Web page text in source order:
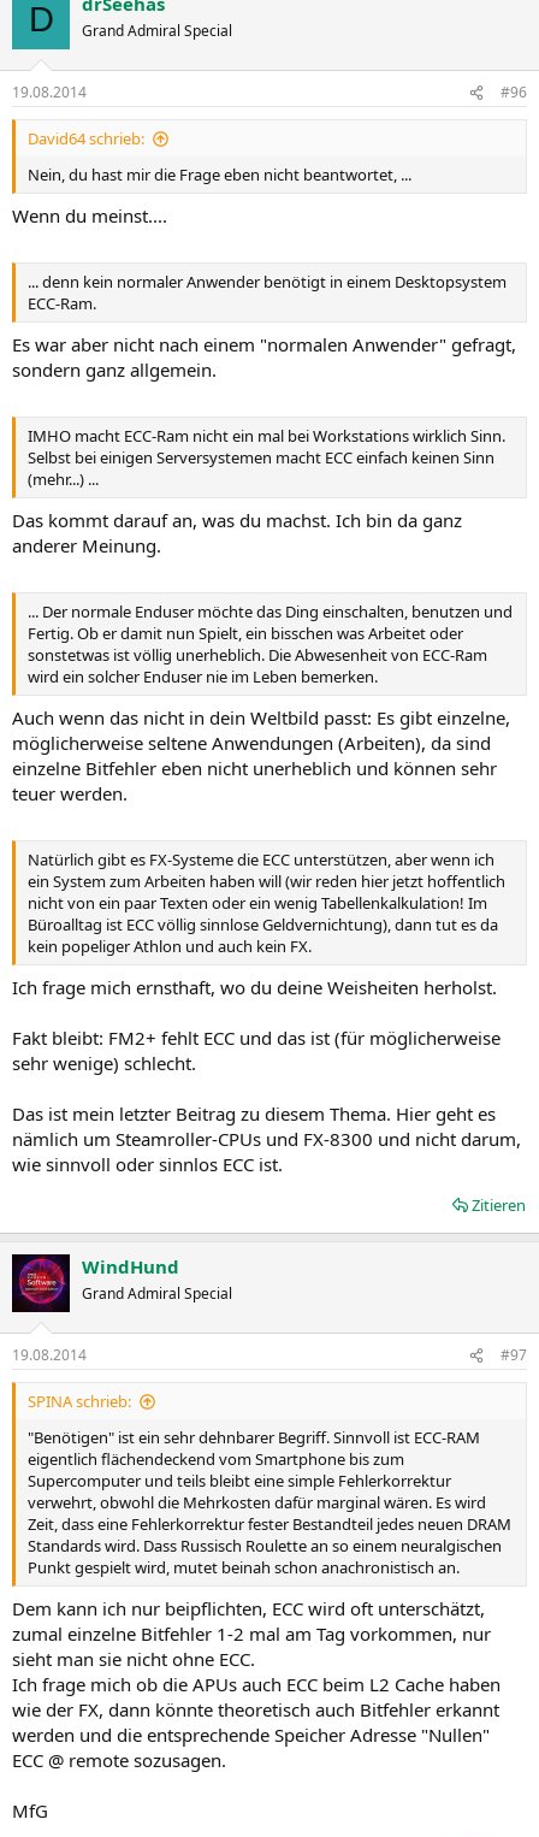
e
n
D Grand Admiral Special
19.08.2014 #96
David64 schrieb:
Nein, du hast mir die Frage eben nicht beantwortet, ...
Wenn du meinst....
... denn kein normaler Anwender benötigt in einem Desktopsystem
ECC-Ram.
Es war aber nicht nach einem "normalen Anwender" gefragt,
sondern ganz allgemein.
IMHO macht ECC-Ram nicht ein mal bei Workstations wirklich Sinn.
Selbst bei einigen Serversystemen macht ECC einfach keinen Sinn
(mehr...) ...
Das kommt darauf an, was du machst. Ich bin da ganz
anderer Meinung.
... Der normale Enduser möchte das Ding einschalten, benutzen und
Fertig. Ob er damit nun Spielt, ein bisschen was Arbeitet oder
sonstetwas ist völlig unerheblich. Die Abwesenheit von ECC-Ram
wird ein solcher Enduser nie im Leben bemerken.
Auch wenn das nicht in dein Weltbild passt: Es gibt einzelne,
möglicherweise seltene Anwendungen (Arbeiten), da sind
einzelne Bitfehler eben nicht unerheblich und können sehr
teuer werden.
Natürlich gibt es FX-Systeme die ECC unterstützen, aber wenn ich
ein System zum Arbeiten haben will (wir reden hier jetzt hoffentlich
nicht von ein paar Texten oder ein wenig Tabellenkalkulation! Im
Büroalltag ist ECC völlig sinnlose Geldvernichtung), dann tut es da
kein popeliger Athlon und auch kein FX.
Ich frage mich ernsthaft, wo du deine Weisheiten herholst.
Fakt bleibt: FM2+ fehlt ECC und das ist (für möglicherweise
sehr wenige) schlecht.
Das ist mein letzter Beitrag zu diesem Thema. Hier geht es
nämlich um Steamroller-CPUs und FX-8300 und nicht darum,
wie sinnvoll oder sinnlos ECC ist.
Zitieren
WindHund
Grand Admiral Special
19.08.2014 #97
SPINA schrieb:
"Benötigen" ist ein sehr dehnbarer Begriff. Sinnvoll ist ECC-RAM
eigentlich flächendeckend vom Smartphone bis zum
Supercomputer und teils bleibt eine simple Fehlerkorrektur
verwehrt, obwohl die Mehrkosten dafür marginal wären. Es wird
Zeit, dass eine Fehlerkorrektur fester Bestandteil jedes neuen DRAM
Standards wird. Dass Russisch Roulette an so einem neuralgischen
Punkt gespielt wird, mutet beinah schon anachronistisch an.
Dem kann ich nur beipflichten, ECC wird oft unterschätzt,
zumal einzelne Bitfehler 1-2 mal am Tag vorkommen, nur
sieht man sie nicht ohne ECC.
Ich frage mich ob die APUs auch ECC beim L2 Cache haben
wie der FX, dann könnte theoretisch auch Bitfehler erkannt
werden und die entsprechende Speicher Adresse "Nullen"
ECC @ remote sozusagen.
MfG